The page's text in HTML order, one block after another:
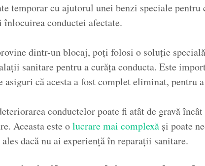
temporar cu ajutorul unei benzi speciale
conductei afectate.
dintr-un blocaj, poți folosi o soluție
sanitare pentru a curăța conducta. Este
asiguri că acesta a fost complet eliminat, pentru
conductelor poate fi atât de gravă
Aceasta este olucrare mai complexă și poate
dacă nu ai experiență în reparații sanitare.